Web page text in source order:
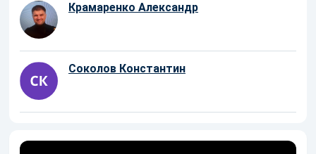
Крамаренко Александр
Соколов Константин